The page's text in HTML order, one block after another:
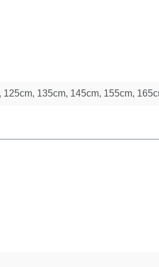
125cm, 135cm, 145cm, 155cm,